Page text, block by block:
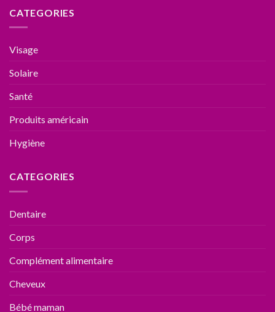
CATEGORIES
Visage
Solaire
Santé
Produits américain
Hygiène
CATEGORIES
Dentaire
Corps
Complément alimentaire
Cheveux
Bébé maman